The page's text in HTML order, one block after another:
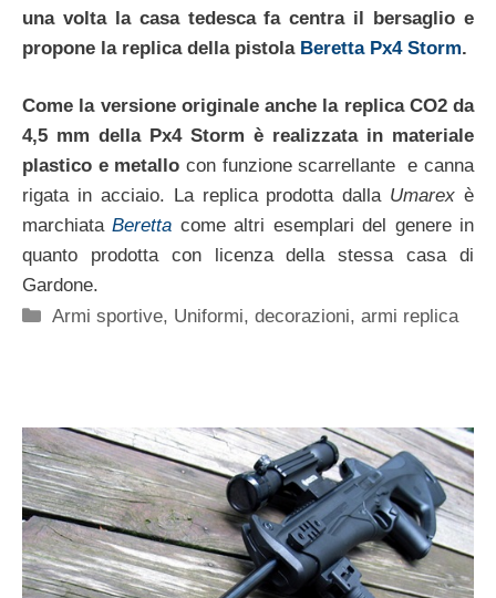
una volta la casa tedesca fa centra il bersaglio e
propone la replica della pistola Beretta Px4 Storm.
Come la versione originale anche la replica CO2 da
4,5 mm della Px4 Storm è realizzata in materiale
plastico e metallo con funzione scarrellante e canna
rigata in acciaio. La replica prodotta dalla Umarex è
marchiataBeretta come altri esemplari del genere in
quanto prodotta con licenza della stessa casa di
Gardone.
Categorie
Armi sportive, Uniformi, decorazioni, armi replica